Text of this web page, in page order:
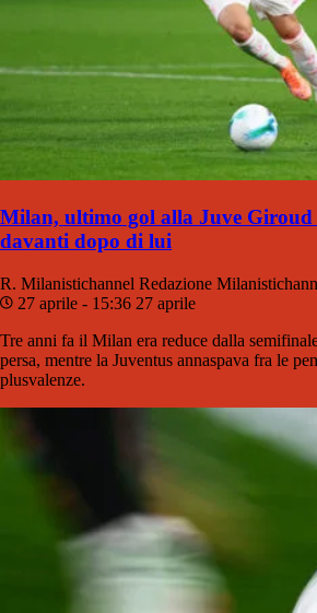
Milan, ultimo gol alla Juve Giroud
davanti dopo di lui
R. Milanistichannel Redazione
27 aprile - 15:36 27 aprile
Tre anni fa il Milan era reduce dalla
persa, mentre la Juventus annaspava fra le
plusvalenze.